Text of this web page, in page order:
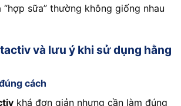
“hợp sữa” thường không giống nhau
và lưu ý khi sử dụng hằng
cách
khá đơn giản nhưng cần làm đúng